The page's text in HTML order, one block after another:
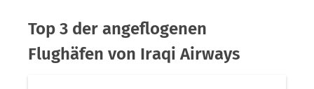
Top 3 der angeflogenen
Flughäfen von Iraqi Airways